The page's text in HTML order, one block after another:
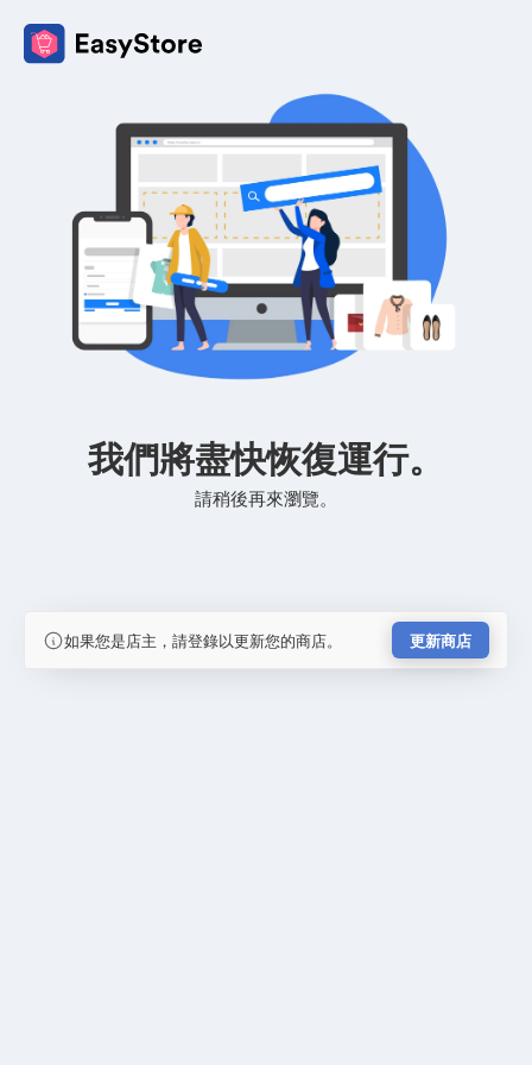
我們將盡快恢復運行。
請稍後再來瀏覽。
如果您是店主，請登錄以更新您的商店。 更新商店